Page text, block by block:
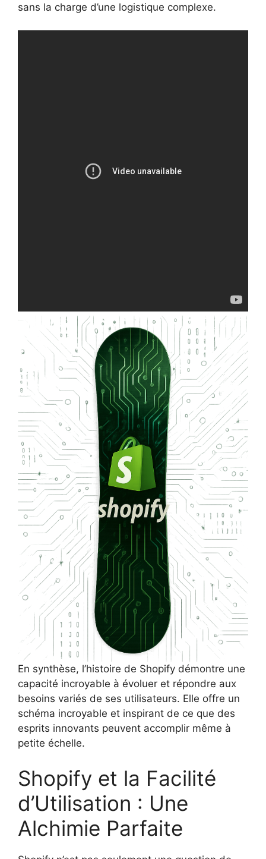
sans la charge d’une logistique complexe.
En synthèse, l’histoire de Shopify démontre une
capacité incroyable à évoluer et répondre aux
besoins variés de ses utilisateurs. Elle offre un
schéma incroyable et inspirant de ce que des
esprits innovants peuvent accomplir même à
petite échelle.
Shopify et la Facilité
d’Utilisation : Une
Alchimie Parfaite